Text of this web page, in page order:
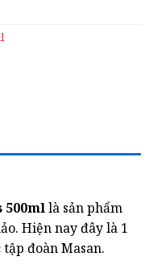
500mllà sản phẩm
Hiện nay đây là 1
đoàn Masan.